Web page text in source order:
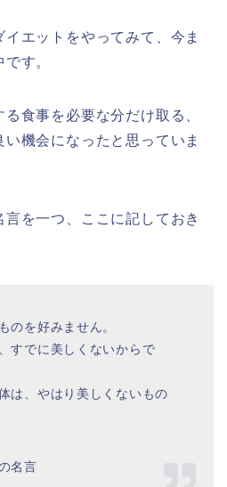
エットをやってみて、今ま
す。
食事を必要な分だけ取る、
機会になったと思っていま
を一つ、ここに記しておき
のを好みません。
すでに美しくないからで
は、やはり美しくないもの
名言